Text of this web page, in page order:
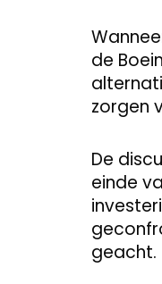
de
zorgen
De
einde
geacht.